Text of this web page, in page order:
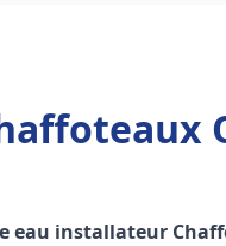
eau installateur